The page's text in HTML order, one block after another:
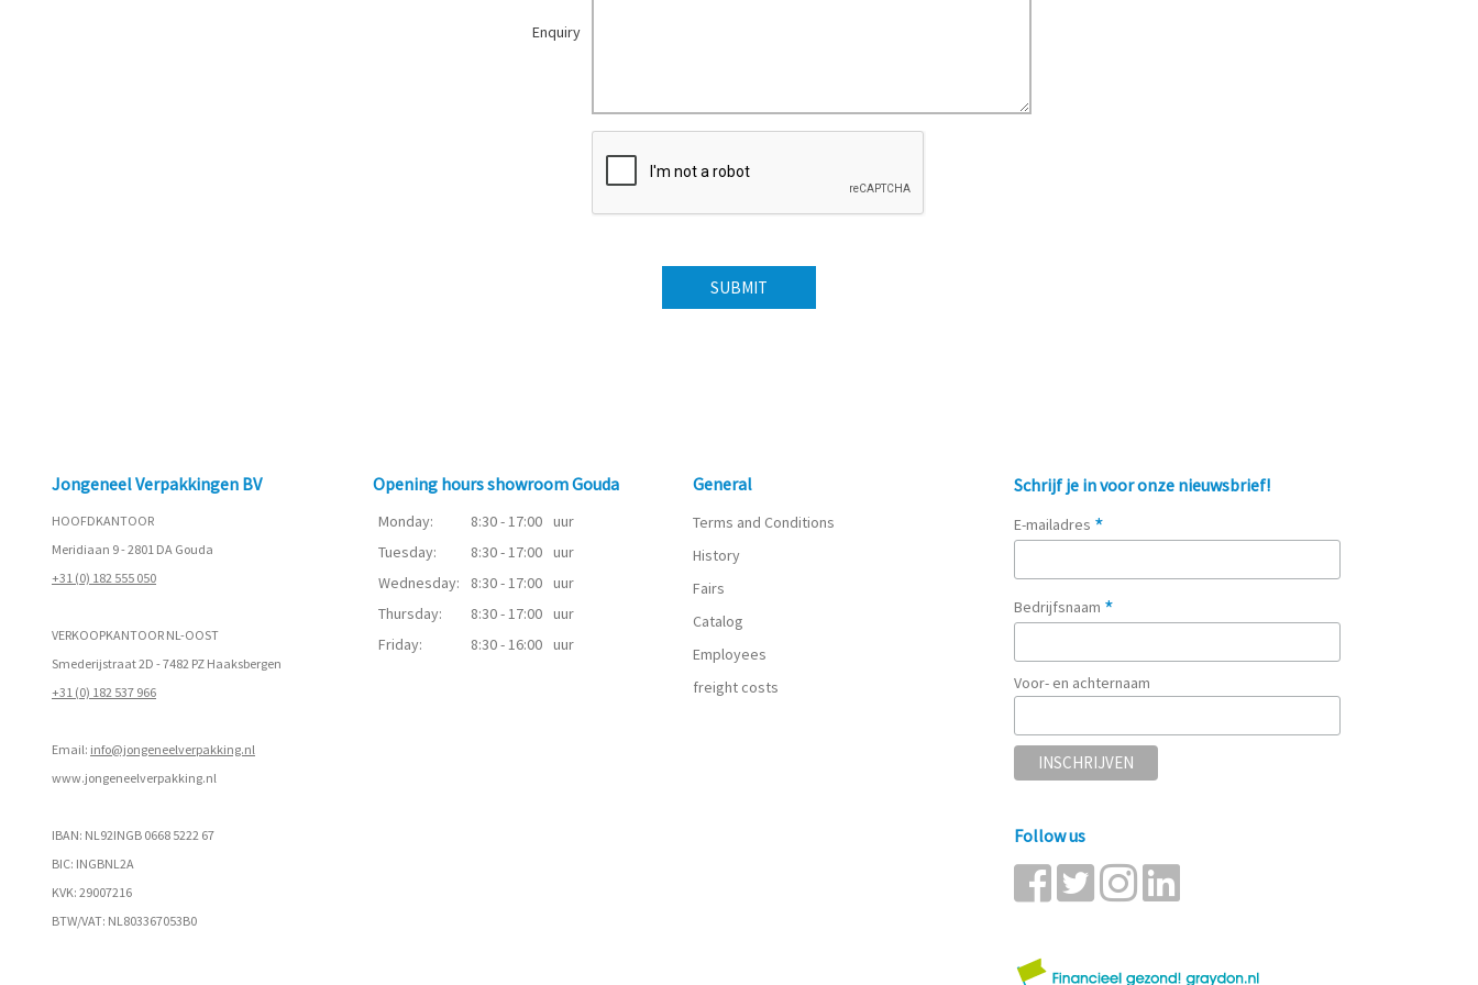
Enquiry
Jongeneel Verpakkingen BV
HOOFDKANTOOR
Meridiaan 9 - 2801 DA Gouda
+31 (0) 182 555 050
VERKOOPKANTOOR NL-OOST
Smederijstraat 2D - 7482 PZ Haaksbergen
+31 (0) 182 537 966
Email: info@jongeneelverpakking.nl
www.jongeneelverpakking.nl
IBAN: NL92INGB 0668 5222 67
BIC: INGBNL2A
KVK: 29007216
BTW/VAT: NL803367053B0
Opening hours showroom Gouda
Monday: 8:30 - 17:00 uur
Tuesday:
8:30 - 17:00 uur
Wednesday:
8:30 - 17:00 uur
Thursday:
8:30 - 17:00 uur
Friday:
8:30 - 16:00 uur
General
Terms and Conditions
History
Fairs
Catalog
Employees
freight costs
Schrijf je in voor onze nieuwsbrief!
E-mailadres *
Bedrijfsnaam *
Voor- en achternaam
Follow us